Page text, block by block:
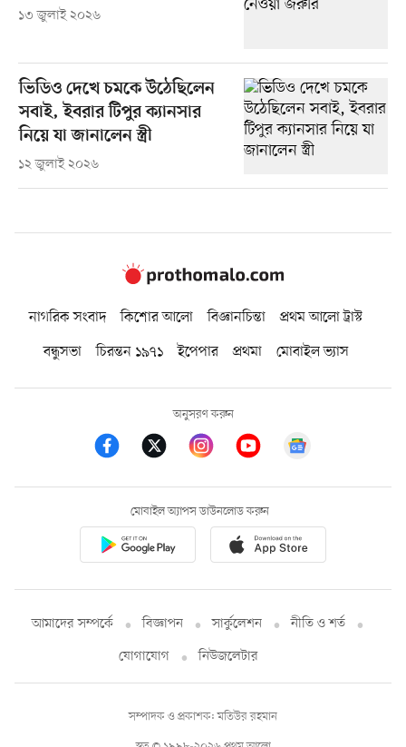
১৩ জুলাই ২০২৬
ভিডিও দেখে চমকে উঠেছিলেন
সবাই, ইবরার টিপুর ক্যানসার
নিয়ে যা জানালেন স্ত্রী
১২ জুলাই ২০২৬
নাগরিক সংবাদ কিশোর আলো বিজ্ঞানচিন্তা
প্রথম আলো ট্রাস্ট
বন্ধুসভা
চিরন্তন ১৯৭১ ইপেপার প্রথমা মোবাইল ভ্যাস
অনুসরণ করুন
মোবাইল অ্যাপস ডাউনলোড করুন
আমাদের সম্পর্কে বিজ্ঞাপন সার্কুলেশন
নীতি ও শর্ত
যোগাযোগ
নিউজলেটার
সম্পাদক ও প্রকাশক: মতিউর রহমান